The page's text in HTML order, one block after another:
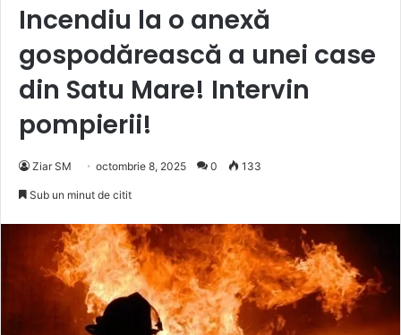
Incendiu la o anexă
gospodărească a unei case
din Satu Mare! Intervin
pompierii!
Ziar SM octombrie 8, 2025 0 133
Sub un minut de citit